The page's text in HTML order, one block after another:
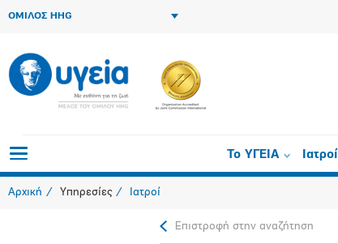
ΟΜΙΛΟΣ HHG
Το ΥΓΕΙΑ Ιατροί
Αρχική Υπηρεσίες Ιατροί
Επιστροφή στην αναζήτηση